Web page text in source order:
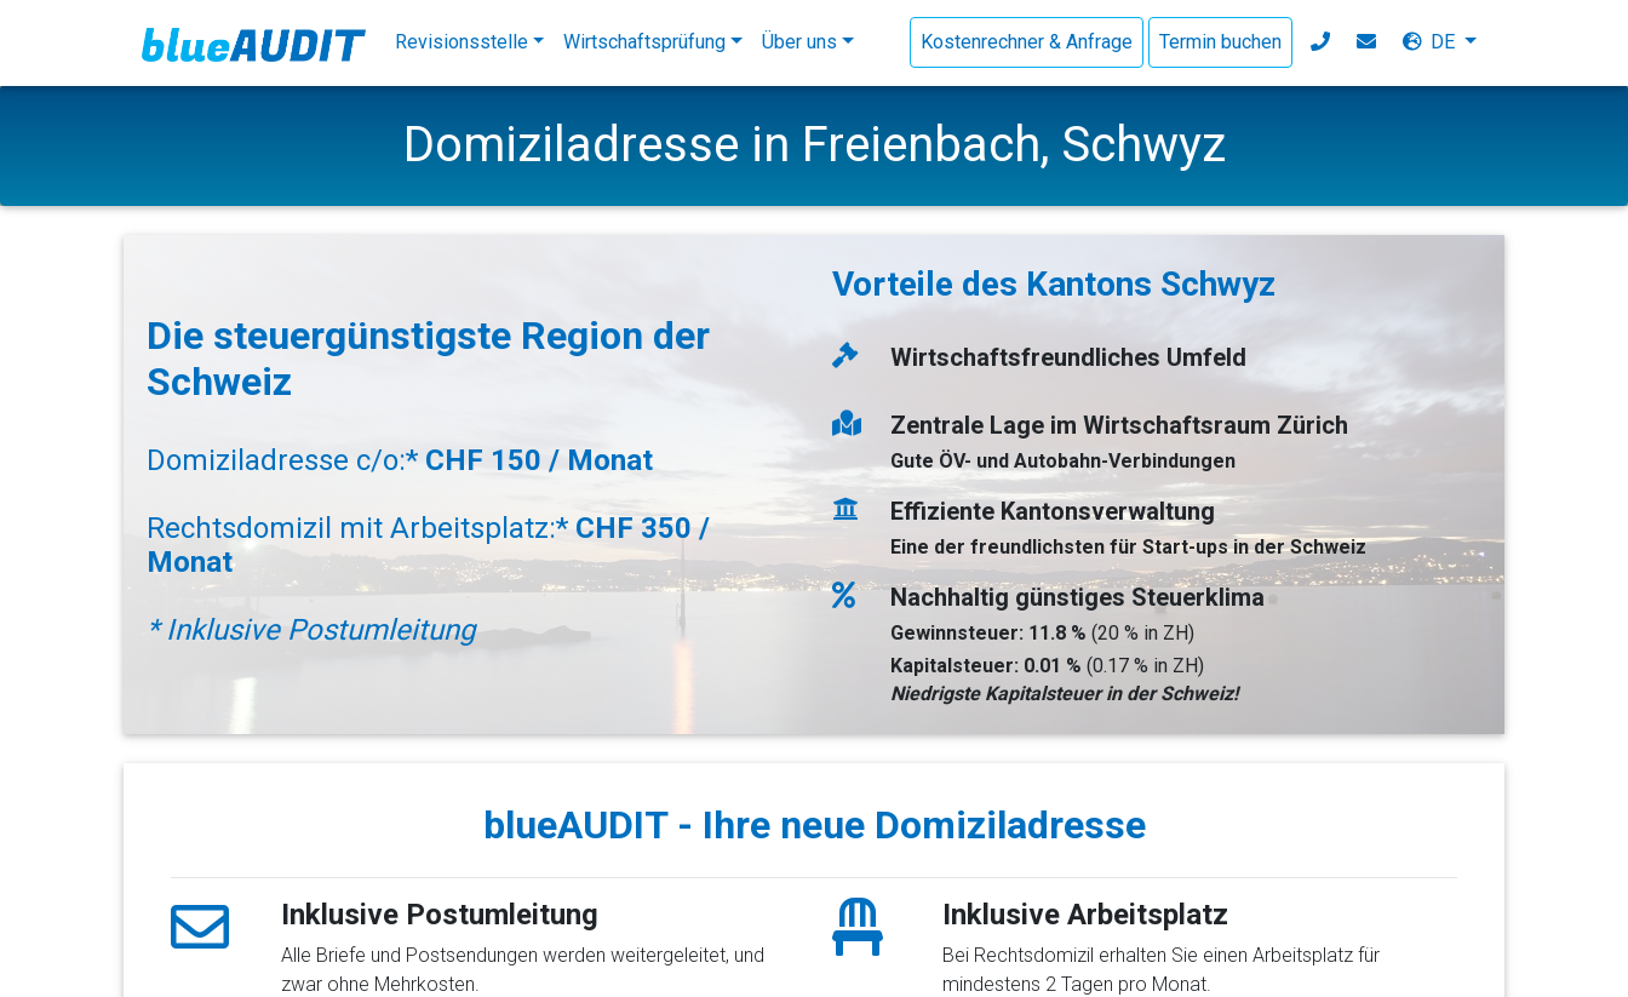
Revisionsstelle Wirtschaftsprüfung Über uns Kostenrechner & Anfrage Termin buchen DE
Domiziladresse in Freienbach, Schwyz
Die steuergünstigste Region der
Schweiz
Domiziladresse c/o:* CHF 150 / Monat
Rechtsdomizil mit Arbeitsplatz:* CHF 350 /
Monat
* Inklusive Postumleitung
Vorteile des Kantons Schwyz
Wirtschaftsfreundliches Umfeld
Zentrale Lage im Wirtschaftsraum Zürich
Gute ÖV- und Autobahn-Verbindungen
Effiziente Kantonsverwaltung
Eine der freundlichsten für Start-ups in der Schweiz
Nachhaltig günstiges Steuerklima
Gewinnsteuer: 11.8 % (20 % in ZH)
Kapitalsteuer: 0.01 % (0.17 % in ZH)
Niedrigste Kapitalsteuer in der Schweiz!
blueAUDIT - Ihre neue Domiziladresse
Inklusive Postumleitung
Alle Briefe und Postsendungen werden weitergeleitet, und
zwar ohne Mehrkosten.
Inklusive Arbeitsplatz
Bei Rechtsdomizil erhalten Sie einen Arbeitsplatz für
mindestens 2 Tagen pro Monat.